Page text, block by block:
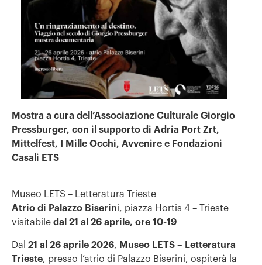
Mostra a cura dell’Associazione Culturale Giorgio
Pressburger, con il supporto di Adria Port Zrt,
Mittelfest, I Mille Occhi, Avvenire e Fondazioni
Casali ETS
Museo LETS – Letteratura Trieste
Atrio di Palazzo Biserini, piazza Hortis 4 – Trieste
visitabile dal 21 al 26 aprile, ore 10-19
Dal 21 al 26 aprile 2026, Museo LETS – Letteratura
Trieste, presso l’atrio di Palazzo Biserini, ospiterà la